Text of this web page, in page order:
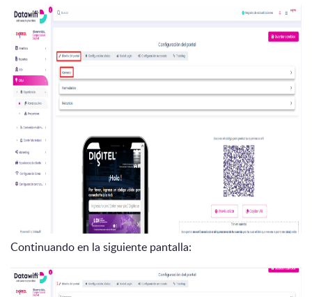
Continuando en la siguiente pantalla: